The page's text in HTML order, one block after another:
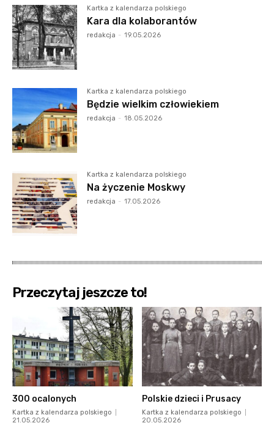
Kartka z kalendarza polskiego
Kara dla kolaborantów
redakcja - 19.05.2026
Kartka z kalendarza polskiego
Będzie wielkim człowiekiem
redakcja - 18.05.2026
Kartka z kalendarza polskiego
Na życzenie Moskwy
redakcja - 17.05.2026
Przeczytaj jeszcze to!
300 ocalonych
Kartka z kalendarza polskiego
21.05.2026
Polskie dzieci i Prusacy
Kartka z kalendarza polskiego
20.05.2026